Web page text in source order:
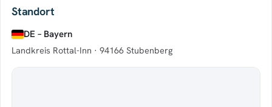
Standort
DE – Bayern
Landkreis Rottal-Inn · 94166 Stubenberg